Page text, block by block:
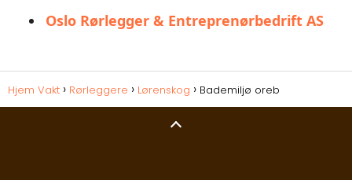
Oslo Rørlegger & Entreprenørbedrift AS
Hjem Vakt Rørleggere Lørenskog Bademiljø oreb